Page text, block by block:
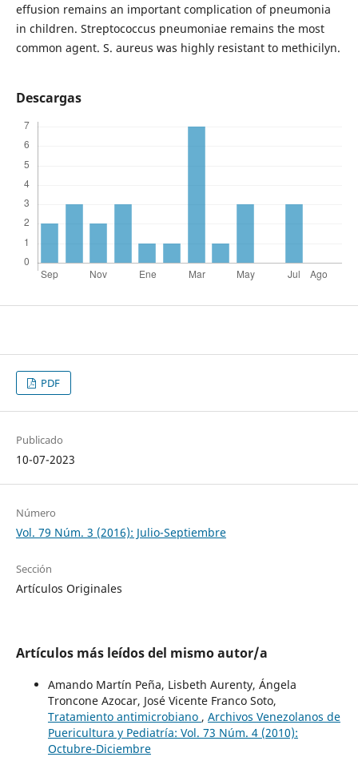
effusion remains an important complication of pneumonia
in children. Streptococcus pneumoniae remains the most
common agent. S. aureus was highly resistant to methicilyn.
Descargas
PDF
Publicado
10-07-2023
Número
Vol. 79 Núm. 3 (2016): Julio-Septiembre
Sección
Artículos Originales
Artículos más leídos del mismo autor/a
Amando Martín Peña, Lisbeth Aurenty, Ángela
Troncone Azocar, José Vicente Franco Soto,
Tratamiento antimicrobiano , Archivos Venezolanos de
Puericultura y Pediatría: Vol. 73 Núm. 4 (2010):
Octubre-Diciembre